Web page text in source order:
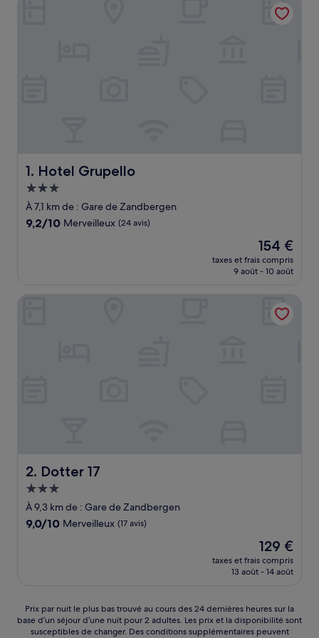
1. Hotel Grupello
Hotel Grupello
Hébergement
3.0 étoiles
À 7,1 km de : Gare de Zandbergen
9.2
9,2/10 Merveilleux (24 avis)
Le
nouveau
prix
de
154 €
154 €
taxes et frais compris
9 août - 10 août
2. Dotter 17
Dotter 17
Hébergement
3.0 étoiles
À 9,3 km de : Gare de Zandbergen
9.0
9,0/10 Merveilleux (17 avis)
Le
nouveau
prix
129 €
129 €
taxes et frais compris
13 août - 14 août
Prix
par
nuit
Prix par nuit le plus bas trouvé au cours des 24 dernières heures sur la
base d’un séjour d’une nuit pour 2 adultes. Les prix et la disponibilité sont
susceptibles de changer. Des conditions supplémentaires peuvent